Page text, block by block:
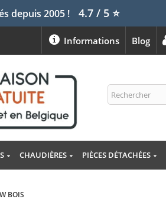
depuis 2005 ! 4.7 / 5⭐
Blog
Informations
CHAUDIÈRES PIÈCES DÉTACHÉES
BOIS